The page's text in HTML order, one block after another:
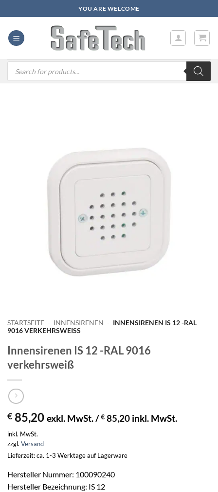
Inhalt
springen
YOU ARE WELCOME
Products
search
STARTSEITE - INNENSIRENEN - INNENSIRENEN IS 12 -RAL
9016 VERKEHRSWEISS
Innensirenen IS 12 -RAL 9016
verkehrsweiß
€ 85,20 exkl. MwSt. /€ 85,20 inkl. MwSt.
inkl. MwSt.
zzgl. Versand
Lieferzeit: ca. 1-3 Werktage auf Lagerware
Hersteller Nummer: 100090240
Hersteller Bezeichnung: IS 12